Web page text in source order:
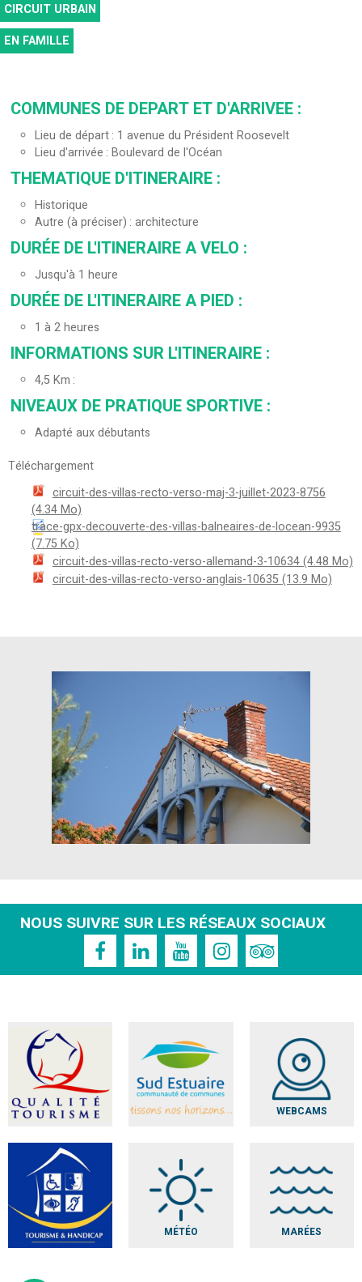
CIRCUIT URBAIN
EN FAMILLE
COMMUNES DE DEPART ET D'ARRIVEE :
Lieu de départ 1 avenue du Président Roosevelt
Lieu d'arrivée Boulevard de l'Océan
THEMATIQUE D'ITINERAIRE :
Historique
Autre (à préciser) architecture
DURÉE DE L'ITINERAIRE A VELO :
Jusqu'à 1 heure
DURÉE DE L'ITINERAIRE A PIED :
1 à 2 heures
INFORMATIONS SUR L'ITINERAIRE :
4,5Km
NIVEAUX DE PRATIQUE SPORTIVE :
Adapté aux débutants
Téléchargement
circuit-des-villas-recto-verso-maj-3-juillet-2023-8756
(4.34 Mo)
trace-gpx-decouverte-des-villas-balneaires-de-locean-9935
(7.75 Ko)
circuit-des-villas-recto-verso-allemand-3-10634(4.48 Mo)
circuit-des-villas-recto-verso-anglais-10635(13.9 Mo)
NOUS SUIVRE SUR LES RÉSEAUX SOCIAUX
WEBCAMS
MÉTÉO MARÉES